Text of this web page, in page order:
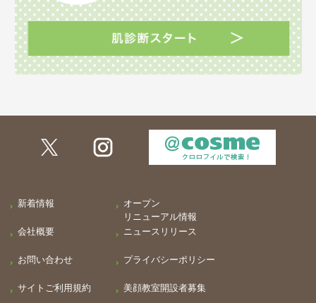
新着情報
オープン
リニューアル情報
会社概要
ニュースリリース
お問い合わせ プライバシーポリシー
サイトご利用規約 美顔教室開設者募集